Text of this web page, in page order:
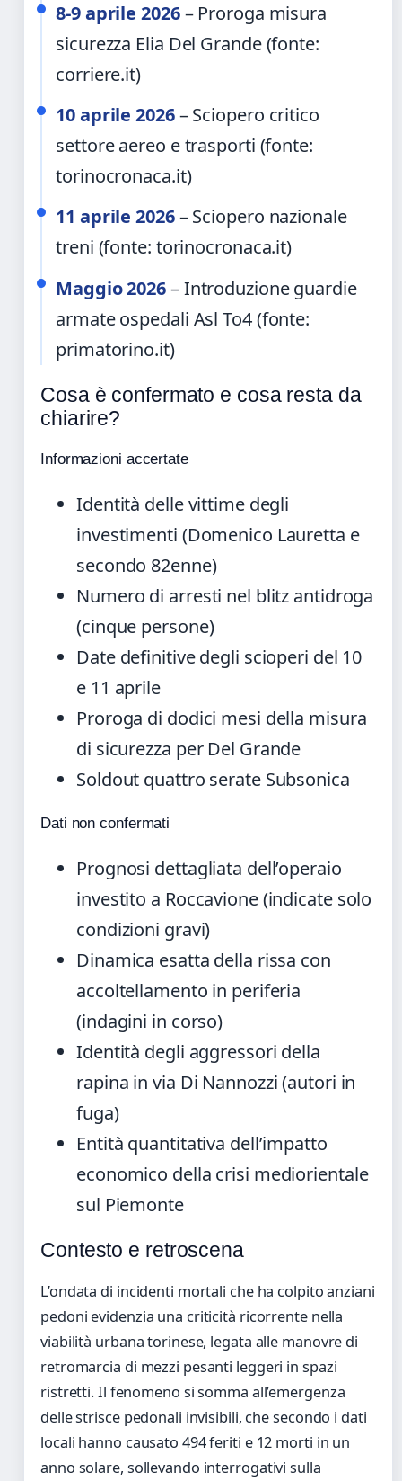
8-9 aprile 2026– Proroga misura
sicurezza Elia Del Grande (fonte:
corriere.it)
10 aprile 2026– Sciopero critico
settore aereo e trasporti (fonte:
torinocronaca.it)
11 aprile 2026– Sciopero nazionale
treni (fonte: torinocronaca.it)
Maggio 2026– Introduzione guardie
armate ospedali Asl To4 (fonte:
primatorino.it)
Cosa è confermato e cosa resta da
chiarire?
Informazioni accertate
Identità delle vittime degli
investimenti (Domenico Lauretta e
secondo 82enne)
Numero di arresti nel blitz antidroga
(cinque persone)
Date definitive degli scioperi del 10
e 11 aprile
Proroga di dodici mesi della misura
di sicurezza per Del Grande
Soldout quattro serate Subsonica
Dati non confermati
Prognosi dettagliata dell’operaio
investito a Roccavione (indicate solo
condizioni gravi)
Dinamica esatta della rissa con
accoltellamento in periferia
(indagini in corso)
Identità degli aggressori della
rapina in via Di Nannozzi (autori in
fuga)
Entità quantitativa dell’impatto
economico della crisi mediorientale
sul Piemonte
Contesto e retroscena
L’ondata di incidenti mortali che ha colpito anziani
pedoni evidenzia una criticità ricorrente nella
viabilità urbana torinese, legata alle manovre di
retromarcia di mezzi pesanti leggeri in spazi
ristretti. Il fenomeno si somma all’emergenza
delle strisce pedonali invisibili, che secondo i dati
locali hanno causato 494 feriti e 12 morti in un
anno solare, sollevando interrogativi sulla